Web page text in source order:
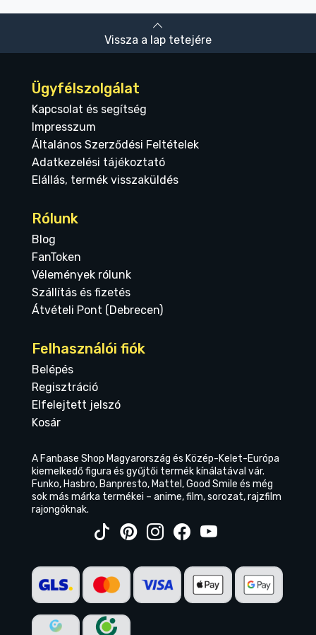
Vissza a lap tetejére
Ügyfélszolgálat
Kapcsolat és segítség
Impresszum
Általános Szerződési Feltételek
Adatkezelési tájékoztató
Elállás, termék visszaküldés
Rólunk
Blog
FanToken
Vélemények rólunk
Szállítás és fizetés
Átvételi Pont (Debrecen)
Felhasználói fiók
Belépés
Regisztráció
Elfelejtett jelszó
Kosár
A Fanbase Shop Magyarország és Közép-Kelet-Európa
kiemelkedő figura és gyűjtői termék kínálatával vár.
Funko, Hasbro, Banpresto, Mattel, Good Smile és még
sok más márka termékei – anime, film, sorozat, rajzfilm
rajongóknak.